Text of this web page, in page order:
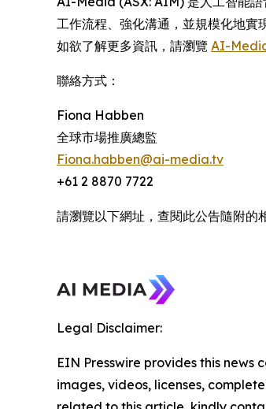
工作流程、強化溝通，並規模化地實
如欲了解更多資訊，請瀏覽 AI-
聯絡方式：
Fiona Habben
全球市場推廣總監
Fiona.habben@ai-media.tv
+61 2 8870 7722
請瀏覽以下網址，查閱此公告隨附的
Legal Disclaimer:
EIN Presswire provides this
images, videos, licenses,